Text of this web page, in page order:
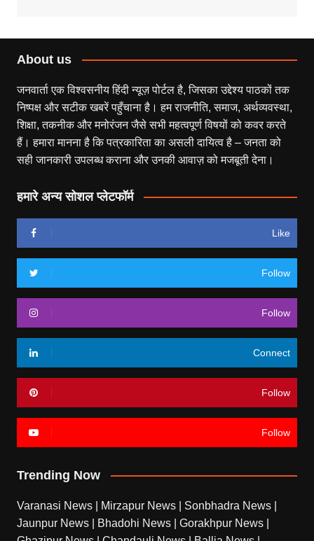
About us
जनवार्ता एक विश्वसनीय हिंदी न्यूज़ पोर्टल है, जिसका उद्देश्य पाठकों तक
निष्पक्ष और सटीक खबरें पहुँचाना है। हम राजनीति, समाज, अर्थव्यवस्था,
शिक्षा, तकनीक और मनोरंजन जैसे सभी महत्वपूर्ण विषयों को कवर करते
हैं। हमारा मानना है कि पत्रकारिता का असली दायित्व है – जनता को
सही जानकारी उपलब्ध कराना और उनकी आवाज़ को मजबूती देना।
हमारे अन्य सोशल प्लेटफॉर्म
Like
Follow
Follow
Connect
Follow
Follow
Trending Now
Varanasi News Mirzapur News Sonbhadra News
Jaunpur News
Bhadohi News Gorakhpur News